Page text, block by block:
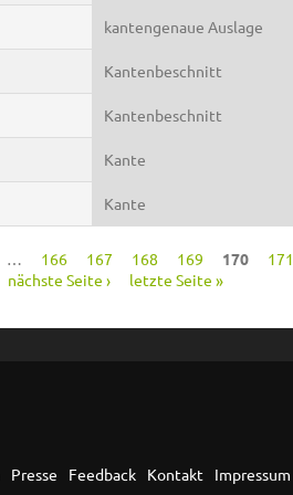
kantengenaue Auslage
Kantenbeschnitt
Kantenbeschnitt
Kante
Kante
166 167 168 169 170 171
nächste Seite ›
letzte Seite »
Presse Feedback Kontakt Impressum